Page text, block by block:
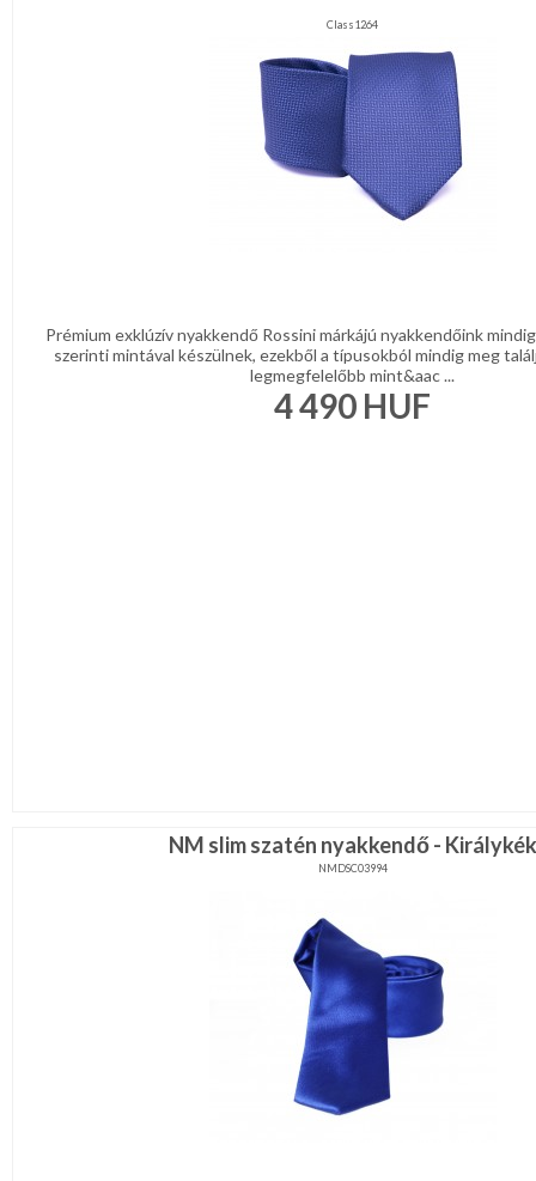
Class1264
Prémium exklúzív nyakkendő Rossini márkájú nyakkendőink
szerinti mintával készülnek, ezekből a típusokból mindig meg
legmegfelelőbb mint&aac ...
4 490 HUF
NM slim szatén nyakkendő - Királykék
NMDSC03994